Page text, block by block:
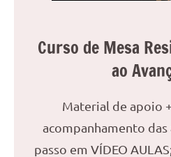
Curso de Mesa
ao
Material de apoio
acompanhamento das
passo em VÍDEO